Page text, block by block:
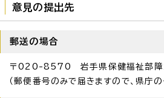
意見の提出先
郵送の場合
〒020-8570 岩手県保健福祉部障
（郵便番号のみで届きますので、県庁